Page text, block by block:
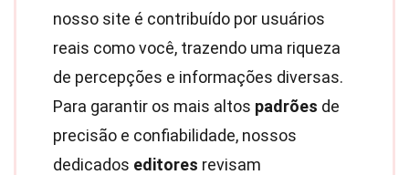
nosso site é contribuído por usuários
reais como você, trazendo uma riqueza
de percepções e informações diversas.
Para garantir os mais altos padrões de
precisão e confiabilidade, nossos
dedicados editores revisam